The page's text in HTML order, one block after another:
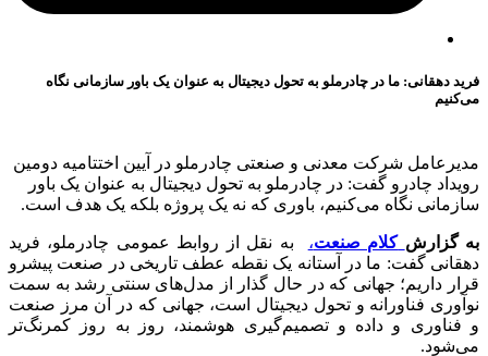
فرید دهقانی: ما در چادرملو به تحول دیجیتال به عنوان یک باور سازمانی نگاه
می‌کنیم
مدیرعامل شرکت معدنی و صنعتی چادرملو در آیین اختتامیه دومین
رویداد چادرو گفت: در چادرملو به تحول دیجیتال به عنوان یک باور
سازمانی نگاه می‌کنیم، باوری که نه یک پروژه بلکه یک هدف است.
به گزارش کلام صنعت، به نقل از روابط عمومی چادرملو، فرید
دهقانی گفت: ما در آستانه یک نقطه عطف تاریخی در صنعت پیشرو
قرار داریم؛ جهانی که در حال گذار از مدل‌های سنتی رشد به سمت
نوآوری فناورانه و تحول دیجیتال است، جهانی که در آن مرز صنعت
و فناوری و داده و تصمیم‌گیری هوشمند، روز به روز کمرنگ‌تر
می‌شود.